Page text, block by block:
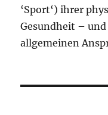
‘Sport‘) ihrer
Gesundheit –
allgemeinen